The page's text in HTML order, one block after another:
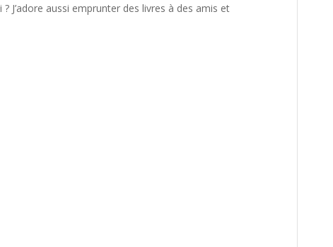
J’adore aussi emprunter des livres à des amis et